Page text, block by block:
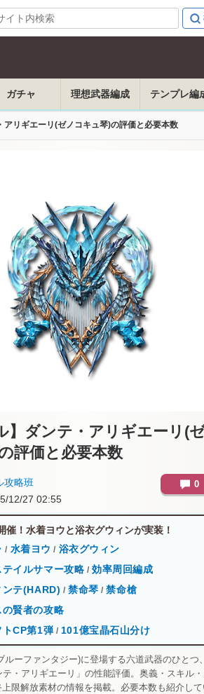
ガチャ 理想武器編成 テンプレ編
アリギエーリ(ゼノコキュ琴)の評価と必要本数
ダンテ・アリギエーリ(
評価と必要本数
攻略班
12/27 02:55
0
催！水着ヨウと浴衣グウィンが実装！
/ 水着ヨウ / 浴衣グウィン
テイルサマー攻略 / 効率周回編成
ンテ(HARD) / 禁命琴 / 禁命槍
の賢者の攻略
CP第1弾 / 101億宝晶石山分け
ルーファンタジー)に登場する六道武器のひとつ
・アリギエーリ」の性能評価。奥義・スキル
限解放素材の情報を掲載。必要本数も紹介し